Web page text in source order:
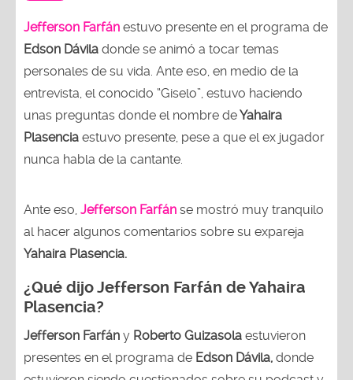
Jefferson Farfán estuvo presente en el programa de
Edson Dávila donde se animó a tocar temas
personales de su vida. Ante eso, en medio de la
entrevista, el conocido “Giselo”, estuvo haciendo
unas preguntas donde el nombre deYahaira
Plasencia estuvo presente, pese a que el ex jugador
nunca habla de la cantante.
Ante eso, Jefferson Farfán se mostró muy tranquilo
al hacer algunos comentarios sobre su expareja
Yahaira Plasencia.
¿Qué dijo Jefferson Farfán de Yahaira
Plasencia?
Jefferson Farfán y Roberto Guizasola estuvieron
presentes en el programa de Edson Dávila, donde